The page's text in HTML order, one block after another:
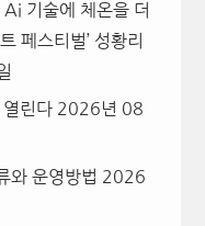
Ai 기술에 체온을 더
페스티벌’ 성황리
열린다 2026년 08
와 운영방법 2026